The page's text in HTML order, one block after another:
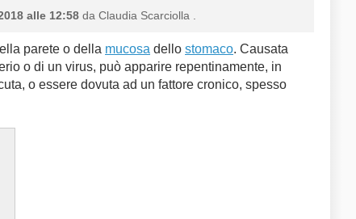
alle 12:58 da Claudia Scarciolla
parete o della mucosa dello stomaco. Causata
o di un virus, può apparire repentinamente, in
o essere dovuta ad un fattore cronico, spesso